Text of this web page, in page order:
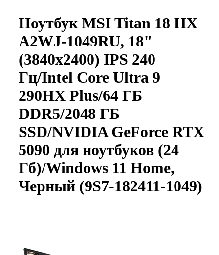
Ноутбук MSI Titan 18 HX
A2WJ-1049RU, 18"
(3840x2400) IPS 240
Гц/Intel Core Ultra 9
290HX Plus/64 ГБ
DDR5/2048 ГБ
SSD/NVIDIA GeForce RTX
5090 для ноутбуков (24
Гб)/Windows 11 Home,
Черный (9S7-182411-1049)